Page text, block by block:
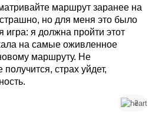
маршрут заранее на
но для меня это было
игра: я должна пройти этот
на самые оживленное
маршруту. Не
страх уйдет,
2